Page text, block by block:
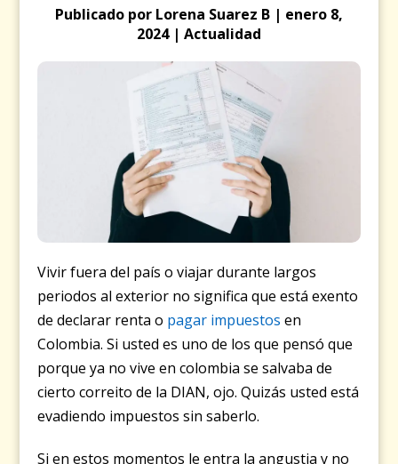
Publicado por Lorena Suarez B | enero 8,
2024 | Actualidad
Vivir fuera del país o viajar durante largos
periodos al exterior no significa que está exento
de declarar renta o pagar impuestos en
Colombia. Si usted es uno de los que pensó que
porque ya no vive en colombia se salvaba de
cierto correito de la DIAN, ojo. Quizás usted está
evadiendo impuestos sin saberlo.
Si en estos momentos le entra la angustia y no